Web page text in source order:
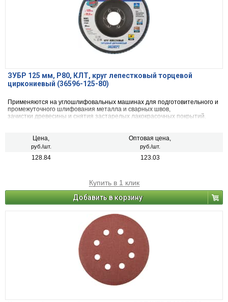
ЗУБР 125 мм, P80, КЛТ, круг лепестковый торцевой
циркониевый (36596-125-80)
Применяются на углошлифовальных машинах для подготовительного и
промежуточного шлифования металла и сварных швов,
зачистки древесины и снятия застарелых лакокрасочных покрытий.
Цена,
руб./шт.
Оптовая цена,
руб./шт.
128.84 123.03
Купить в 1 клик
Добавить в корзину